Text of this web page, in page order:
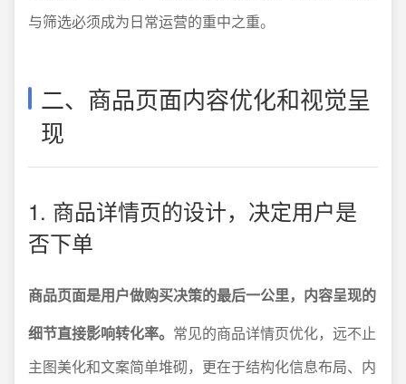
与筛选必须成为日常运营的重中之重。
二、商品页面内容优化和视觉呈
现
1. 商品详情页的设计，决定用户是
否下单
商品页面是用户做购买决策的最后一公里，内容呈现的
细节直接影响转化率。 常见的商品详情页优化，远不止
主图美化和文案简单堆砌，更在于结构化信息布局、内